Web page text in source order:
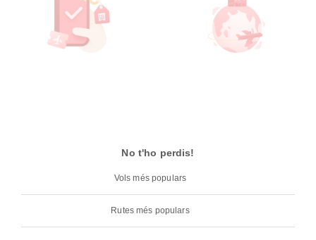
No t'ho perdis!
Vols més populars
Rutes més populars